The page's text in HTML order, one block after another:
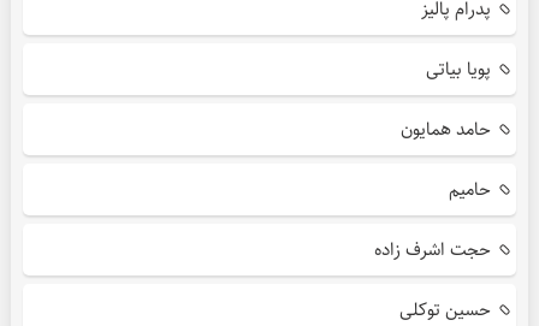
پدرام پالیز
پویا بیاتی
حامد همایون
حامیم
حجت اشرف زاده
حسین توکلی